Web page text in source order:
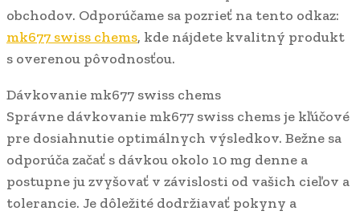
obchodov. Odporúčame sa pozrieť na tento odkaz:
mk677 swiss chems, kde nájdete kvalitný produkt
s overenou pôvodnosťou.
Dávkovanie mk677 swiss chems
Správne dávkovanie mk677 swiss chems je kľúčové
pre dosiahnutie optimálnych výsledkov. Bežne sa
odporúča začať s dávkou okolo 10 mg denne a
postupne ju zvyšovať v závislosti od vašich cieľov a
tolerancie. Je dôležité dodržiavať pokyny a